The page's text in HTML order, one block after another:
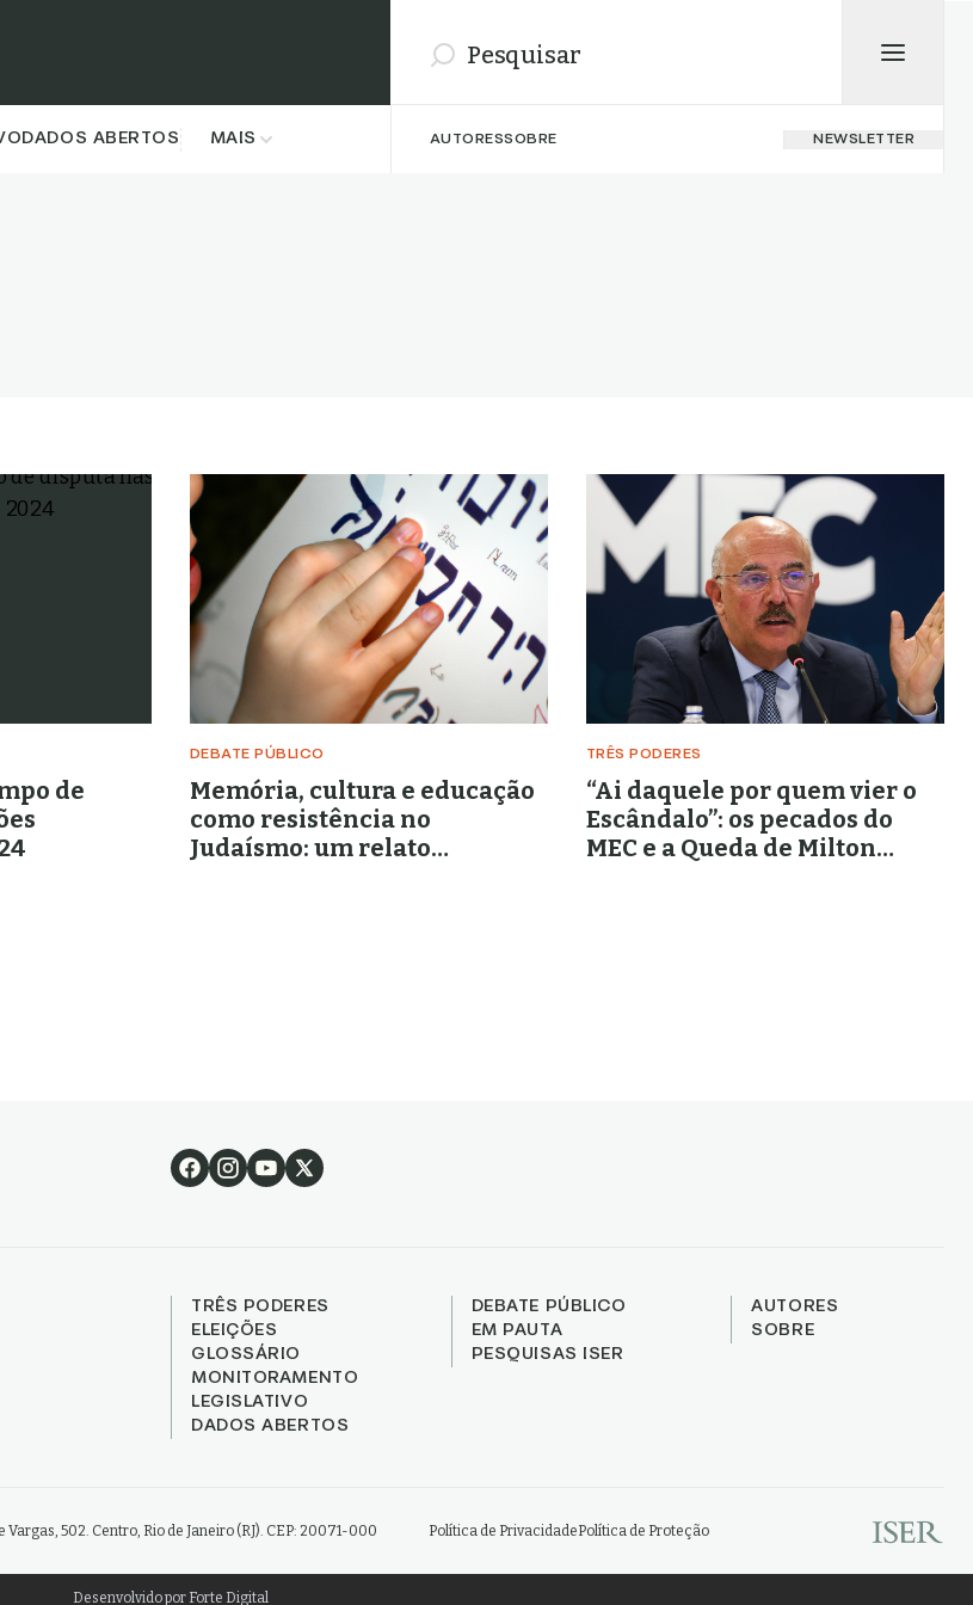
DADOS ABERTOS MAIS AUTORESSOBRE NEWSLETTER
de
DEBATE PÚBLICO
Memória, cultura e educação
como resistência no
Judaísmo: um relato
TRÊS PODERES
“Ai daquele por quem vier o
Escândalo”: os pecados do
MEC e a Queda de Milton
TRÊS PODERES
ELEIÇÕES
GLOSSÁRIO
MONITORAMENTO
LEGISLATIVO
DADOS ABERTOS
DEBATE PÚBLICO
EM PAUTA
PESQUISAS ISER
AUTORES
SOBRE
Vargas, 502. Centro, Rio de Janeiro (RJ). CEP: 20071-000 Política de PrivacidadePolítica de Proteção
Desenvolvido por Forte Digital